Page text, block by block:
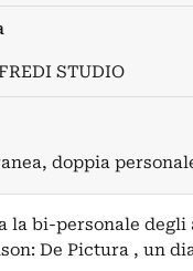
STUDIO
doppia
la bi-personale
De Pictura , un